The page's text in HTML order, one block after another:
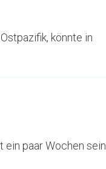
könnte in
ein paar Wochen sein